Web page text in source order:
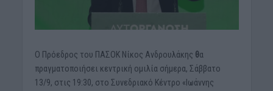
Ο Πρόεδρος του ΠΑΣΟΚ Νίκος Ανδρουλάκης θα
πραγματοποιήσει κεντρική ομιλία σήμερα, Σάββατο
13/9, στις 19:30, στο Συνεδριακό Κέντρο «Ιωάννης